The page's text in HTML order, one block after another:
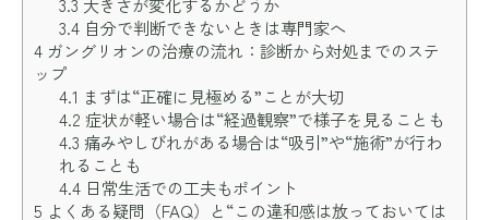
3.4自分で判断できないときは専門家へ
4 ガングリオンの治療の流れ：診断から対処までのステ
ップ
4.1 まずは“正確に見極める”ことが大切
4.2 症状が軽い場合は“経過観察”で様子を見ることも
4.3 痛みやしびれがある場合は“吸引”や“施術”が行わ
れることも
4.4日常生活での工夫もポイント
5 よくある疑問（FAQ）と“この違和感は放っておいては